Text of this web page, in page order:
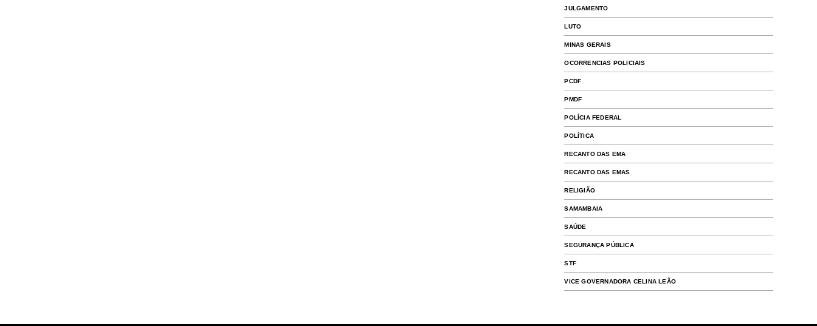
JULGAMENTO
LUTO
MINAS GERAIS
OCORRENCIAS POLICIAIS
PCDF
PMDF
POLÍCIA FEDERAL
POLÍTICA
RECANTO DAS EMA
RECANTO DAS EMAS
RELIGIÃO
SAMAMBAIA
SAÚDE
SEGURANÇA PÚBLICA
STF
VICE GOVERNADORA CELINA LEÃO